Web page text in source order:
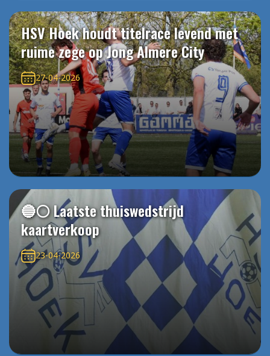
HSV Hoek houdt titelrace levend met
ruime zege op Jong Almere City
27-04-2026
🔵⚪️ Laatste thuiswedstrijd
kaartverkoop
23-04-2026